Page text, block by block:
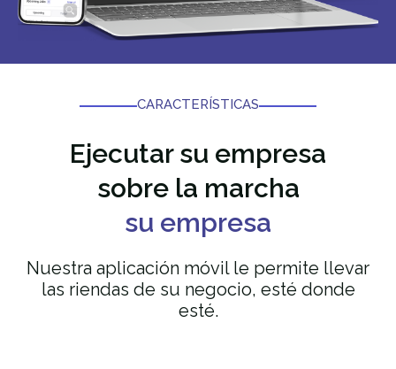
CARACTERÍSTICAS
Ejecutar su empresa
sobre la marcha
su empresa
Nuestra aplicación móvil le permite llevar
las riendas de su negocio, esté donde
esté.